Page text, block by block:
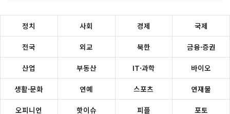
정치 사회 경제 국제
전국 외교 북한 금융·증권
산업 부동산 IT·과학 바이오
생활·문화 연예 스포츠 연재물
오피니언 핫이슈 피플 포토